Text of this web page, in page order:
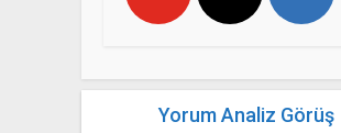
Yorum Analiz Görüş